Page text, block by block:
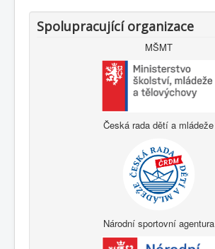
Spolupracující organizace
MŠMT
Česká rada dětí a mládeže
Národní sportovní agentura